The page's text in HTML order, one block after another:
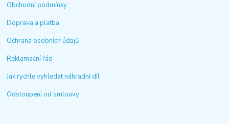
Obchodní podmínky
Doprava a platba
Ochrana osobních údajů
Reklamační řád
Jak rychle vyhledat náhradní díl
Odstoupení od smlouvy